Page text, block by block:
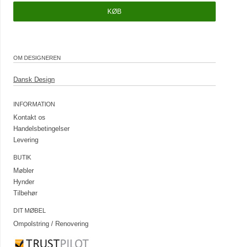
OM DESIGNEREN
Dansk Design
INFORMATION
Kontakt os
Handelsbetingelser
Levering
BUTIK
Møbler
Hynder
Tilbehør
DIT MØBEL
Ompolstring / Renovering